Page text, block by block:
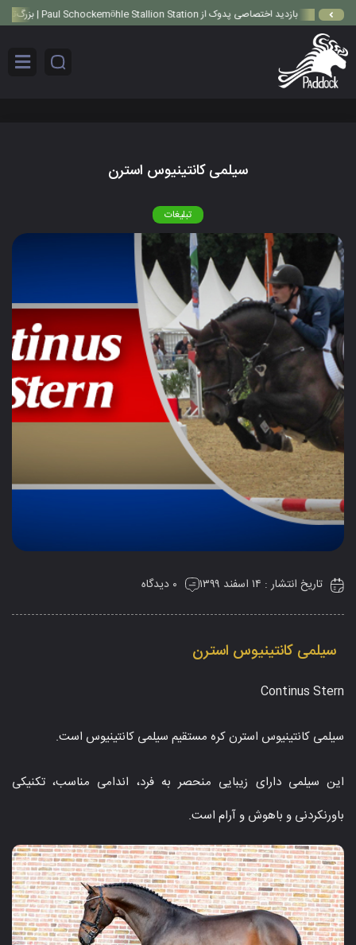
بازدید اختصاصی پدوک از Paul Schockemöhle Stallion Station | بزرگ‌ترین مرکز پرورش اسب آلمان
سیلمی کانتینیوس استرن
تبلیغات
تاریخ انتشار : ۱۴ اسفند ۱۳۹۹ ۰ دیدگاه
سیلمی کانتینیوس استرن
Continus Stern
سیلمی کانتینیوس استرن کره مستقیم سیلمی کانتینیوس است.
این سیلمی دارای زیبایی منحصر به فرد، اندامی مناسب، تکنیکی
باورنکردنی و باهوش و آرام است.